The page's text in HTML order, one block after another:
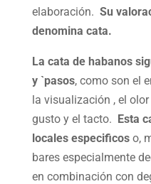
elaboración. Su
denomina cata.
La cata de habanos
y `pasos, como son el
la visualización , el
gusto y el tacto. Esta
locales especificoso,
bares especialmente
en combinación con